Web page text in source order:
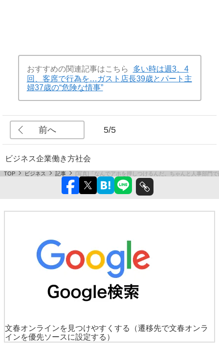
おすすめの関連記事はこちら
多い時は週3、4
回、客席で行為を…ガスト店長39歳とパート主
婦37歳の“危険な情事”
前へ 5/5
ビジネス企業働き方社会
TOP ビジネス 記事 [写真]「なんでアホを押しつけるんだ。ちゃんと人事部門
文春オンラインを見つけやすくする
（遷移先で文春オンラ
インを優先ソースに設定する）